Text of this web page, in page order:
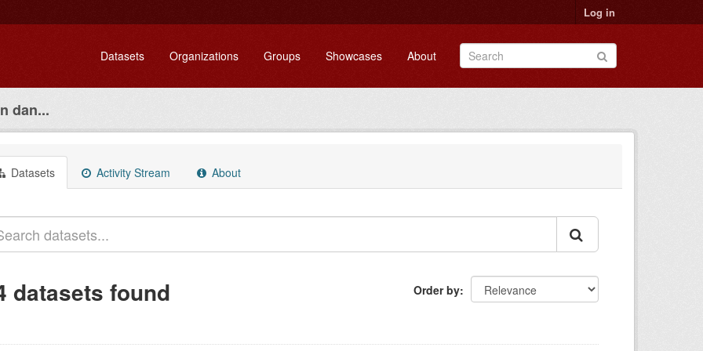
Log in
Datasets Organizations Groups Showcases About
dan...
Datasets Activity Stream About
Order by
datasets found